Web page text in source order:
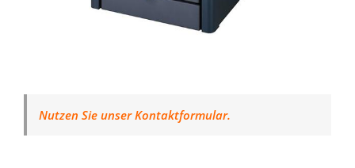
Nutzen Sie unser Kontaktformular.